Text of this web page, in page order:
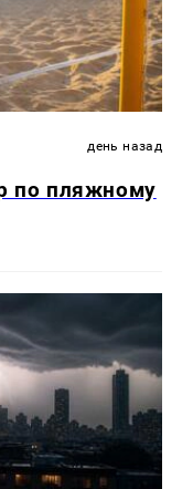
день назад
по пляжному